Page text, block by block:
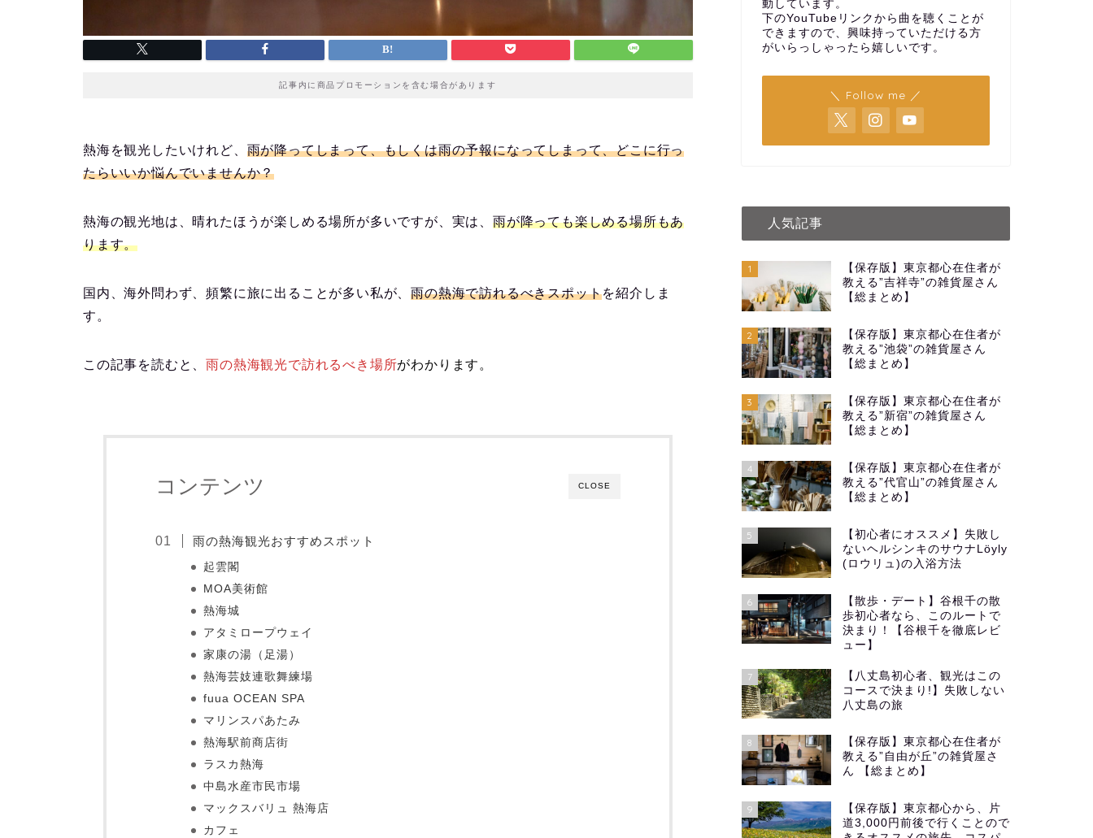
記事内に商品プロモーションを含む場合があります
熱海を観光したいけれど、 雨が降ってしまって、もしくは雨の予報になってしまって、どこに行っ
たらいいか悩んでいませんか？
熱海の観光地は、晴れたほうが楽しめる場所が多いですが、実は、 雨が降っても楽しめる場所もあ
ります。
国内、海外問わず、頻繁に旅に出ることが多い私が、雨の熱海で訪れるべきスポットを紹介しま
す。
この記事を読むと、雨の熱海観光で訪れるべき場所がわかります。
CLOSE
コンテンツ
雨の熱海観光おすすめスポット
起雲閣
MOA美術館
熱海城
アタミロープウェイ
家康の湯（足湯）
熱海芸妓連歌舞練場
fuua OCEAN SPA
マリンスパあたみ
熱海駅前商店街
ラスカ熱海
中島水産市民市場
マックスバリュ 熱海店
カフェ
動しています。
下のYouTubeリンクから曲を聴くことが
できますので、興味持っていただける方
がいらっしゃったら嬉しいです。
＼ Follow me ／
人気記事
1
【保存版】東京都心在住者が
教える”吉祥寺”の雑貨屋さん
【総まとめ】
2
【保存版】東京都心在住者が
教える”池袋”の雑貨屋さん
【総まとめ】
3
【保存版】東京都心在住者が
教える”新宿”の雑貨屋さん
【総まとめ】
4
【保存版】東京都心在住者が
教える”代官山”の雑貨屋さん
【総まとめ】
5
【初心者にオススメ】失敗し
ないヘルシンキのサウナLöyly
(ロウリュ)の入浴方法
6
【散歩・デート】谷根千の散
歩初心者なら、このルートで
決まり！【谷根千を徹底レビ
ュー】
7
【八丈島初心者、観光はこの
コースで決まり!】失敗しない
八丈島の旅
8
【保存版】東京都心在住者が
教える”自由が丘”の雑貨屋さ
ん 【総まとめ】
9
【保存版】東京都心から、片
道3,000円前後で行くことので